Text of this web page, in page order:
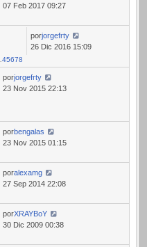
07 Feb 2017 09:27
45678
porjorgefrty
26 Dic 2016 15:09
porjorgefrty
23 Nov 2015 22:13
porbengalas
23 Nov 2015 01:15
poralexamg
27 Sep 2014 22:08
porXRAYBoY
30 Dic 2009 00:38